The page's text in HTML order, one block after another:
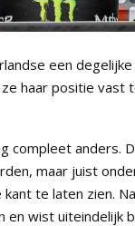
een
haar positie vast
compleet anders.
maar juist
te laten zien.
en wist uiteindelijk